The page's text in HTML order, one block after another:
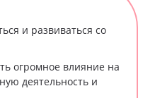
и развиваться со
огромное влияние на
деятельность и